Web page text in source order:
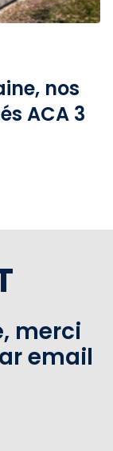
nos
ACA 3
merci
email